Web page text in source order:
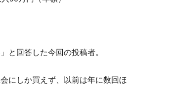
と回答した今回の投稿者。
にしか買えず、以前は年に数回ほ